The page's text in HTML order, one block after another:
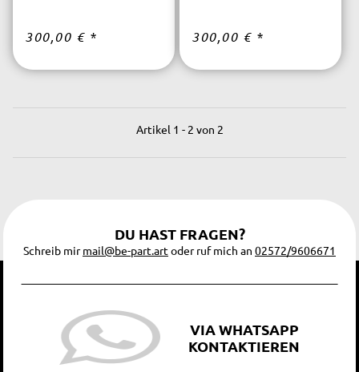
300,00 € * 300,00 € *
Artikel 1 - 2 von 2
DU HAST FRAGEN?
Schreib mirmail@be-part.artoder ruf mich an 02572/9606671
VIA WHATSAPP
KONTAKTIEREN